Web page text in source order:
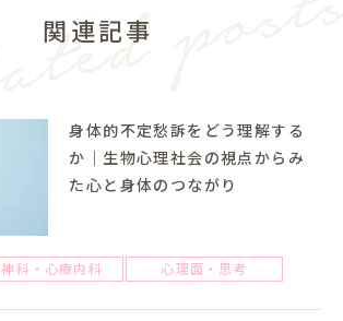
関連記事
身体的不定愁訴をどう理解する
か｜生物心理社会の視点からみ
た心と身体のつながり
科・心療内科 心理面・思考